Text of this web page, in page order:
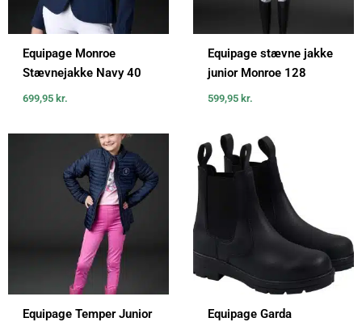
Equipage Monroe
Stævnejakke Navy 40
699,95 kr.
Equipage stævne jakke
junior Monroe 128
599,95 kr.
Equipage Temper Junior
Equipage Garda